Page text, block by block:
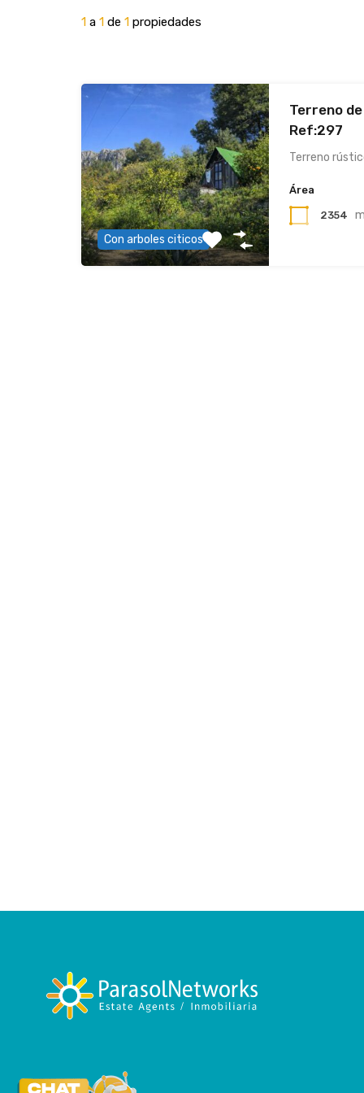
1 a 1 de 1 propiedades
Con arboles citicos
Terreno
Ref:297
Terreno
Área
2354